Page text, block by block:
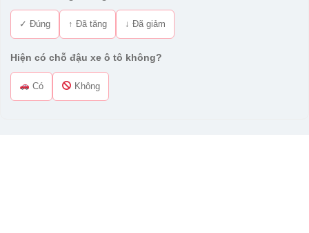
✓ Đúng ↑ Đã tăng ↓ Đã giảm
Hiện có chỗ đậu xe ô tô không?
Có Không